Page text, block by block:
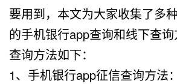
要用到，本文为大家收集了多
的手机银行app查询和线下查询
查询方法如下：
1、手机银行app征信查询方法：